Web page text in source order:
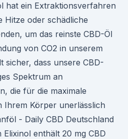
hat ein Extraktionsverfahren
oder schädliche
um das reinste CBD-Öl
von CO2 in unserem
sicher, dass unsere CBD-
Spektrum an
die für die maximale
Ihrem Körper unerlässlich
- Daily CBD Deutschland
enthält 20 mg CBD